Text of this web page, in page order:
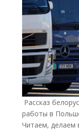
Рассказ
работы в
Читаем, делаем